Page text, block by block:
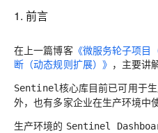
1. 前言
在上一篇博客《微服务轮子项目
断（动态规则扩展）》 ，主要讲
Sentinel核心库目前已可用于
外，也有多家企业在生产环境中
生产环境的 Sentinel